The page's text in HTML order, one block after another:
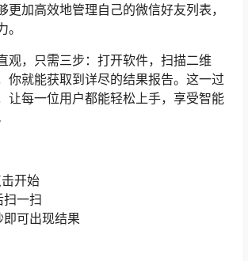
更加高效地管理自己的微信好友列表，
观，只需三步：打开软件，扫描二维
你就能获取到详尽的结果报告。这一过
让每一位用户都能轻松上手，享受智能
开始
扫一扫
可出现结果